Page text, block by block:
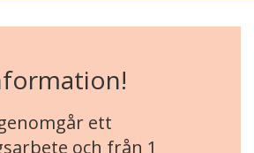
ett
och från 1